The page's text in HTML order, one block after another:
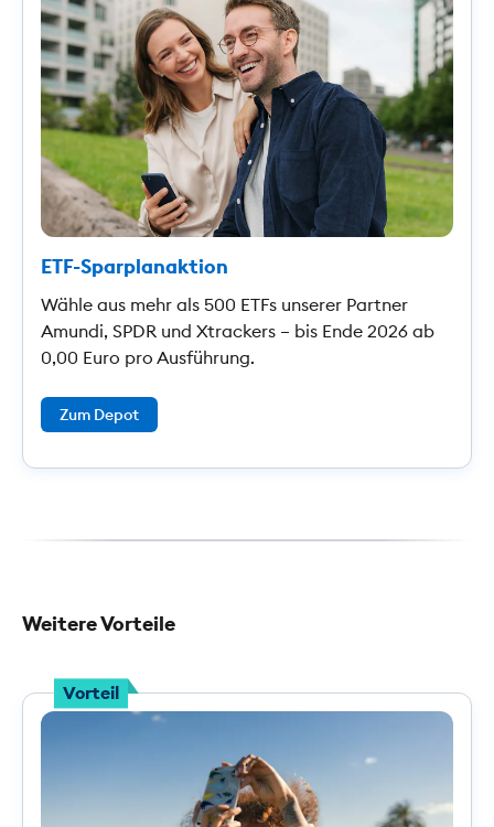
ETF-Sparplanaktion
Wähle aus mehr als 500 ETFs unserer Partner
Amundi, SPDR und Xtrackers – bis Ende 2026 ab
0,00 Euro pro Ausführung.
Zum Depot
Weitere Vorteile
Vorteil